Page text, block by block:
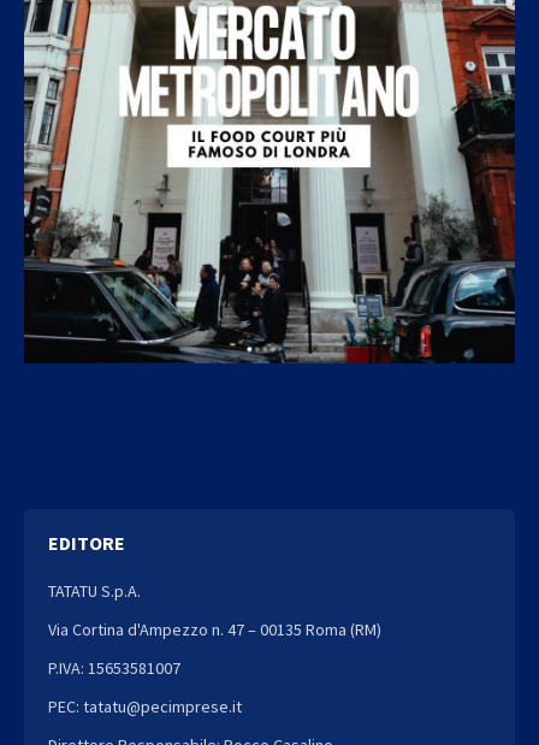
EDITORE
TATATU S.p.A.
Via Cortina d'Ampezzo n. 47 – 00135 Roma (RM)
P.IVA: 15653581007
PEC: tatatu@pecimprese.it